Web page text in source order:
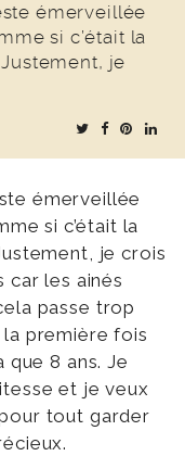
émerveillée
si c’était la
je
émerveillée
si c’était la
je crois
car les ainés
passe trop
première fois
que 8 ans. Je
et je veux
tout garder